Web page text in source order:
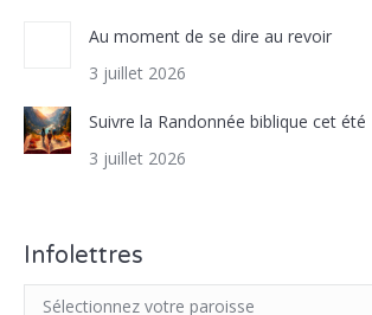
Au moment de se dire au revoir
3 juillet 2026
Suivre la Randonnée biblique cet été
3 juillet 2026
Infolettres